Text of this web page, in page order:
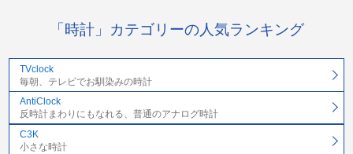
「時計」カテゴリーの人気ランキング
TVclock
毎朝、テレビでお馴染みの時計
AntiClock
反時計まわりにもなれる、普通のアナログ時計
C3K
小さな時計